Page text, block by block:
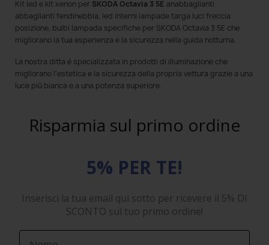
Kit led e kit xenon per SKODA Octavia 3 5E anabbaglianti
abbaglianti fendinebbia, led interni lampade targa luci freccia
posizione, bulbi lampada specifiche per SKODA Octavia 3 5E che
migliorano la tua esperienza e la sicurezza nella guida notturna.
La nostra ditta è specializzata in prodotti di illuminazione che
migliorano l'estetica e la sicurezza della propria vettura grazie a una
luce più bianca e a una potenza superiore.
Risparmia sul primo ordine
5% PER TE!
Inserisci la tua email qui sotto per ricevere il 5% DI
SCONTO sul tuo primo ordine!
First Name